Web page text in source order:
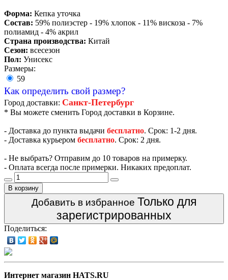
Форма: Кепка уточка
Состав: 59% полиэстер - 19% хлопок - 11% вискоза - 7%
полиамид - 4% акрил
Страна производства: Китай
Сезон: всесезон
Пол: Унисекс
Размеры:
59
Как определить свой размер?
Город доставки: Санкт-Петербург
* Вы можете сменить Город доставки в Корзине.
- Доставка до пункта выдачи бесплатно. Срок: 1-2 дня.
- Доставка курьером бесплатно. Срок: 2 дня.
- Не выбрать? Отправим до 10 товаров на примерку.
- Оплата всегда после примерки. Никаких предоплат.
В корзину
Добавить в избранное Только для
зарегистрированных
Поделиться:
Интернет магазин HATS.RU